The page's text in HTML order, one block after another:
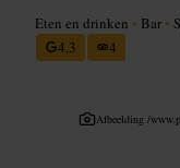
Eten en drinken • Bar •
4,3
4
Afbeelding /